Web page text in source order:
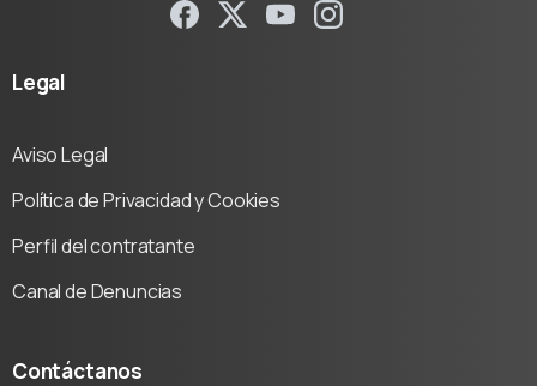
Legal
Aviso Legal
Política de Privacidad y Cookies
Perfil del contratante
Canal de Denuncias
Contáctanos